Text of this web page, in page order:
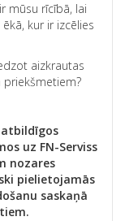
mūsu rīcībā, lai
kur ir izcēlies
aizkrautas
priekšmetiem?
atbildīgos
uz FN-Serviss
nozares
pielietojamās
saskaņā